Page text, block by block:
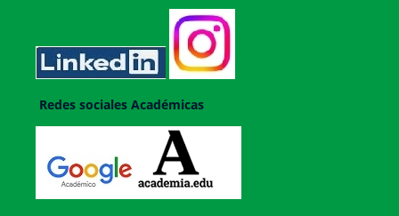
Redes sociales Académicas